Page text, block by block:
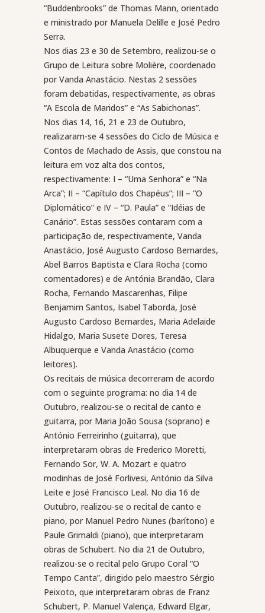
“Buddenbrooks” de Thomas Mann, orientado
e ministrado por Manuela Delille e José Pedro
Serra.
Nos dias 23 e 30 de Setembro, realizou-se o
Grupo de Leitura sobre Molière, coordenado
por Vanda Anastácio. Nestas 2 sessões
foram debatidas, respectivamente, as obras
“A Escola de Maridos” e “As Sabichonas”.
Nos dias 14, 16, 21 e 23 de Outubro,
realizaram-se 4 sessões do Ciclo de Música e
Contos de Machado de Assis, que constou na
leitura em voz alta dos contos,
respectivamente: I – “Uma Senhora” e “Na
Arca”; II – “Capítulo dos Chapéus”; III – “O
Diplomático” e IV – “D. Paula” e “Idéias de
Canário”. Estas sessões contaram com a
participação de, respectivamente, Vanda
Anastácio, José Augusto Cardoso Bernardes,
Abel Barros Baptista e Clara Rocha (como
comentadores) e de Antónia Brandão, Clara
Rocha, Fernando Mascarenhas, Filipe
Benjamim Santos, Isabel Taborda, José
Augusto Cardoso Bernardes, Maria Adelaide
Hidalgo, Maria Susete Dores, Teresa
Albuquerque e Vanda Anastácio (como
leitores).
Os recitais de música decorreram de acordo
com o seguinte programa: no dia 14 de
Outubro, realizou-se o recital de canto e
guitarra, por Maria João Sousa (soprano) e
António Ferreirinho (guitarra), que
interpretaram obras de Frederico Moretti,
Fernando Sor, W. A. Mozart e quatro
modinhas de José Forlivesi, António da Silva
Leite e José Francisco Leal. No dia 16 de
Outubro, realizou-se o recital de canto e
piano, por Manuel Pedro Nunes (barítono) e
Paule Grimaldi (piano), que interpretaram
obras de Schubert. No dia 21 de Outubro,
realizou-se o recital pelo Grupo Coral “O
Tempo Canta”, dirigido pelo maestro Sérgio
Peixoto, que interpretaram obras de Franz
Schubert, P. Manuel Valença, Edward Elgar,